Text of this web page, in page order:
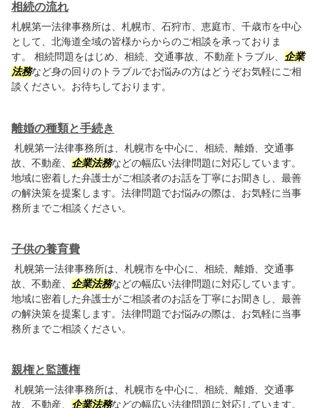
相続の流れ
札幌第一法律事務所は、札幌市、石狩市、恵庭市、千歳市を中心
として、北海道全域の皆様からからのご相談を承っておりま
す。 相続問題をはじめ、相続、交通事故、不動産トラブル、 企業
法務など身の回りのトラブルでお悩みの方はどうぞお気軽にご相
談ください。お待ちしております。
離婚の種類と手続き
札幌第一法律事務所は、札幌市を中心に、相続、離婚、交通事
故、不動産、 企業法務などの幅広い法律問題に対応しています。
地域に密着した弁護士がご相談者のお話を丁寧にお聞きし、最善
の解決策を提案します。法律問題でお悩みの際は、お気軽に当事
務所までご相談ください。
子供の養育費
札幌第一法律事務所は、札幌市を中心に、相続、離婚、交通事
故、不動産、 企業法務などの幅広い法律問題に対応しています。
地域に密着した弁護士がご相談者のお話を丁寧にお聞きし、最善
の解決策を提案します。法律問題でお悩みの際は、お気軽に当事
務所までご相談ください。
親権と監護権
札幌第一法律事務所は、札幌市を中心に、相続、離婚、交通事
故、不動産、 企業法務などの幅広い法律問題に対応しています。